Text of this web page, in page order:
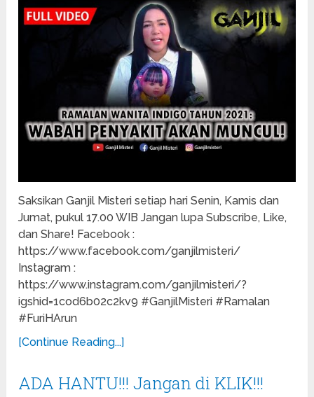
Saksikan Ganjil Misteri setiap hari Senin, Kamis dan
Jumat, pukul 17.00 WIB Jangan lupa Subscribe, Like,
dan Share! Facebook :
https://www.facebook.com/ganjilmisteri/
Instagram :
https://www.instagram.com/ganjilmisteri/?
igshid=1cod6b02c2kv9 #GanjilMisteri #Ramalan
#FuriHArun
[Continue Reading...]
ADA HANTU!!! Jangan di KLIK!!!